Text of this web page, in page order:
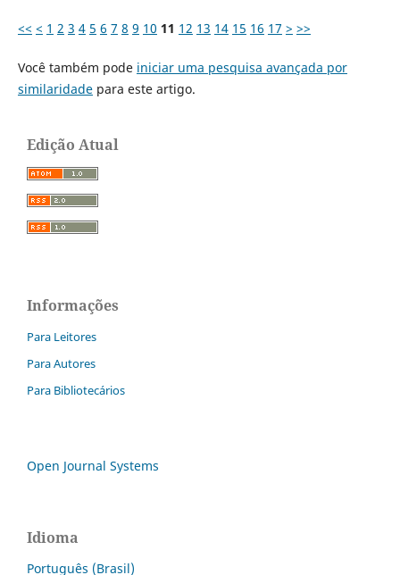
<< < 1 2 3 4 5 6 7 8 9 10 11 12 13 14 15 16 17 > >>
Você também pode iniciar uma pesquisa avançada por
similaridadepara este artigo.
Edição Atual
Informações
Para Leitores
Para Autores
Para Bibliotecários
Open Journal Systems
Idioma
Português (Brasil)